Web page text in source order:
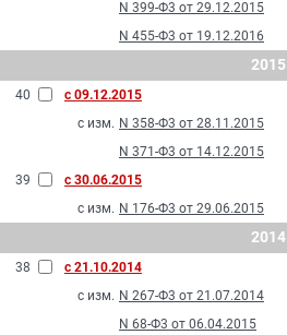
N 399-Ф3 от 29.12.2015
N 455-Ф3 от 19.12.2016
2015
40
с 09.12.2015
с изм. N 358-Ф3 от 28.11.2015
N 371-Ф3 от 14.12.2015
39
с 30.06.2015
с изм. N 176-Ф3 от 29.06.2015
2014
38
с 21.10.2014
с изм. N 267-Ф3 от 21.07.2014
N 68-Ф3 от 06.04.2015